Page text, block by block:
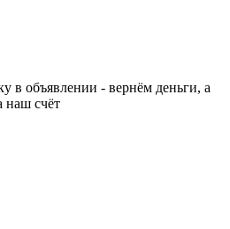
в объявлении - вернём деньги, а
наш счёт